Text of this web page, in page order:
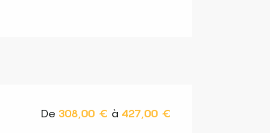
De 308,00 € à 427,00 €